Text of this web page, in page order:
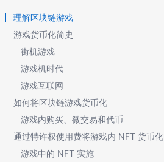
理解区块链游戏
游戏货币化简史
街机游戏
游戏机时代
游戏互联网
如何将区块链游戏货币化
游戏内购买、微交易和代币
通过特许权使用费将游戏内 NFT 货币化
游戏中的 NFT 实施